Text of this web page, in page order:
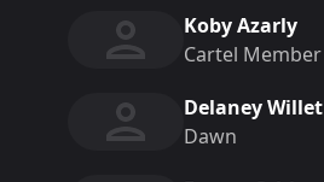
Koby Azarly
Cartel Member
Delaney Willet
Dawn